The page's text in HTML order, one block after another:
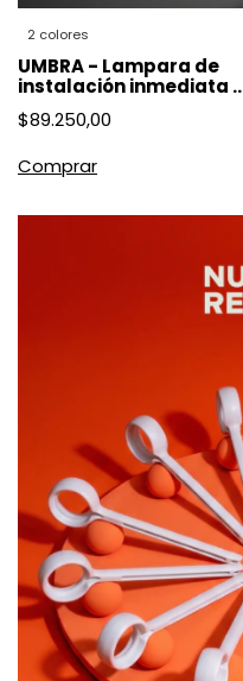
2 colores
UMBRA - Lampara de
instalación inmediata -
Mayoristas x8
$89.250,00
Comprar